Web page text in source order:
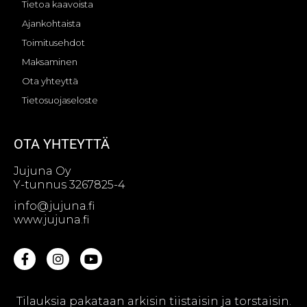
Tilauksia pakataan arkisin tiistaisin ja torstaisin.
Tietoa kaavoista
Ajankohtaista
Toimitusehdot
Maksaminen
Ota yhteyttä
Tietosuojaseloste
OTA YHTEYTTÄ
Jujuna Oy
Y-tunnus 3267825-4
info@jujuna.fi
www.jujuna.fi